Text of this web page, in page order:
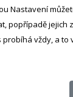
Nastavení
popřípadě jejich
vždy, a